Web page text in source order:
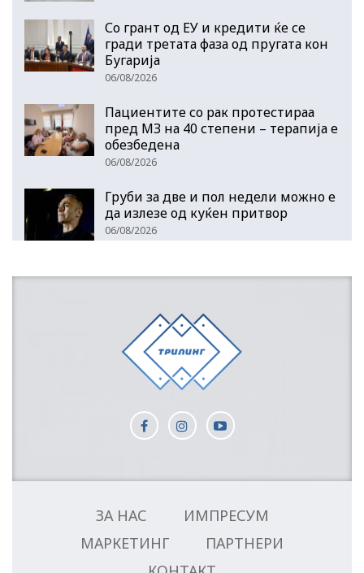
Со грант од ЕУ и кредити ќе се
гради третата фаза од пругата кон
Бугарија
06/08/2026
Пациентите со рак протестираа
пред МЗ на 40 степени – терапија е
обезбедена
06/08/2026
Груби за две и пол недели можно е
да излезе од куќен притвор
06/08/2026
ЗА НАС
ИМПРЕСУМ
МАРКЕТИНГ
ПАРТНЕРИ